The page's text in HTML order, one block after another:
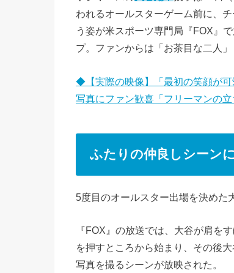
われるオールスターゲーム前に、
う姿が米スポーツ専門局『FOX』
プ。ファンからは「お茶目な二人
◆【実際の映像】「最初の笑顔が
写真にファン歓喜「フリーマンの立
ふたりの仲良しシーン
5度目のオールスター出場を決めた
『FOX』の放送では、大谷が肩を
を押すところから始まり、その後
写真を撮るシーンが放映された。